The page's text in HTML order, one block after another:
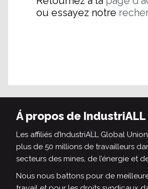
ou essayez notre
Á propos de IndustriALL
Les affiliés d’IndustriALL Global
plus de 50 millions de travailleurs
secteurs des mines, de l’énergie et
Nous nous battons pour de